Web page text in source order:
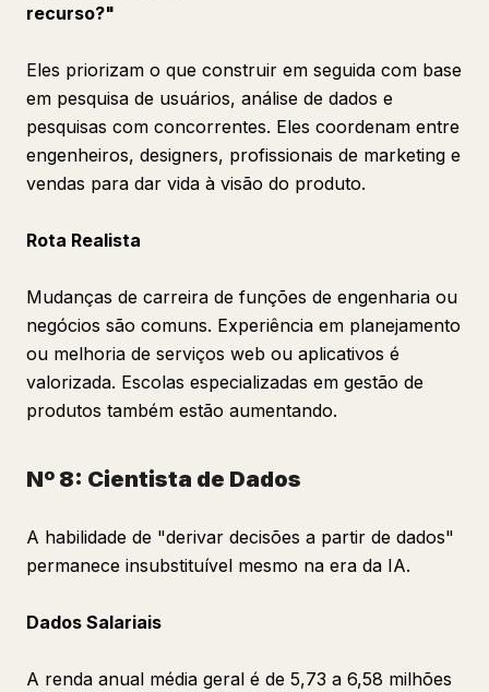
recurso?"
Eles priorizam o que construir em seguida com base
em pesquisa de usuários, análise de dados e
pesquisas com concorrentes. Eles coordenam entre
engenheiros, designers, profissionais de marketing e
vendas para dar vida à visão do produto.
Rota Realista
Mudanças de carreira de funções de engenharia ou
negócios são comuns. Experiência em planejamento
ou melhoria de serviços web ou aplicativos é
valorizada. Escolas especializadas em gestão de
produtos também estão aumentando.
Nº 8: Cientista de Dados
A habilidade de "derivar decisões a partir de dados"
permanece insubstituível mesmo na era da IA.
Dados Salariais
A renda anual média geral é de 5,73 a 6,58 milhões